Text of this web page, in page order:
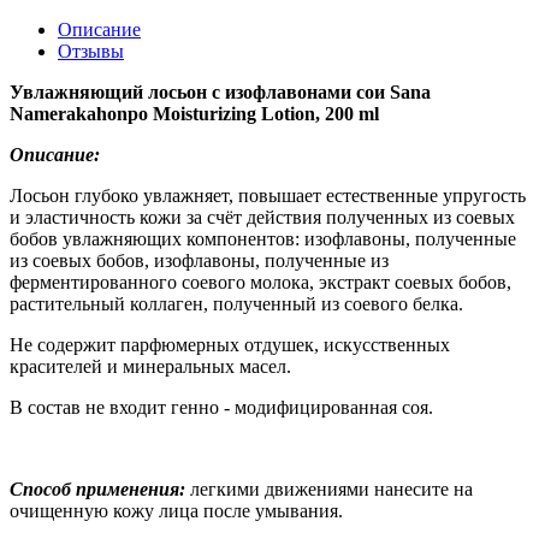
Описание
Отзывы
Увлажняющий лосьон с изофлавонами сои Sana
Namerakahonpo Moisturizing Lotion, 200 ml
Описание:
Лосьон глубоко увлажняет, повышает естественные упругость
и эластичность кожи за счёт действия полученных из соевых
бобов увлажняющих компонентов: изофлавоны, полученные
из соевых бобов, изофлавоны, полученные из
ферментированного соевого молока, экстракт соевых бобов,
растительный коллаген, полученный из соевого белка.
Не содержит парфюмерных отдушек, искусcтвенных
красителей и минеральных масел.
В состав не входит генно - модифицированная соя.
Способ применения: легкими движениями нанесите на
очищенную кожу лица после умывания.